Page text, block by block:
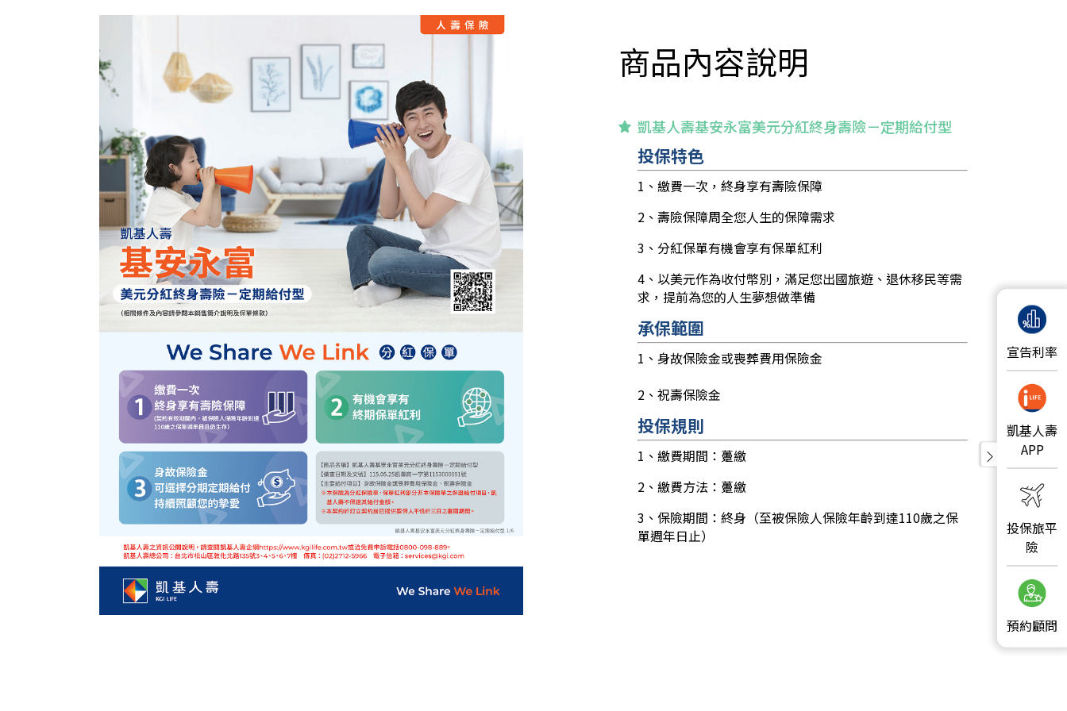
宣告利率
凱基人壽
APP
投保旅平
險
預約顧問
商品內容說明
凱基人壽基安永富美元分紅終身壽險－定期給付型
投保特色
1、繳費一次，終身享有壽險保障
2、壽險保障周全您人生的保障需求
3、分紅保單有機會享有保單紅利
4、以美元作為收付幣別，滿足您出國旅遊、退休移民等需
求，提前為您的人生夢想做準備
承保範圍
1、身故保險金或喪葬費用保險金
2、祝壽保險金
投保規則
1、繳費期間：躉繳
2、繳費方法： 躉繳
3、保險期間：終身（至被保險人保險年齡到達110歲之保
單週年日止）